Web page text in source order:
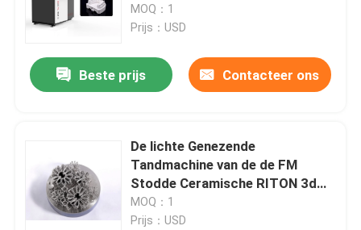
3D Printer
MOQ：1
Prijs：USD
Beste prijs Contacteer ons
De lichte Genezende
Tandmachine van de de FM
Stodde Ceramische RITON 3d
Druk van Auto van de Metaal 3D
Printer
MOQ：1
Prijs：USD